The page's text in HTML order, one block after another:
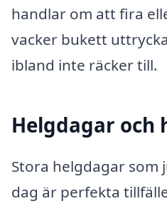
handlar om att fira
vacker bukett
ibland inte räcker till.
Helgdagar och
Stora helgdagar som
dag är perfekta